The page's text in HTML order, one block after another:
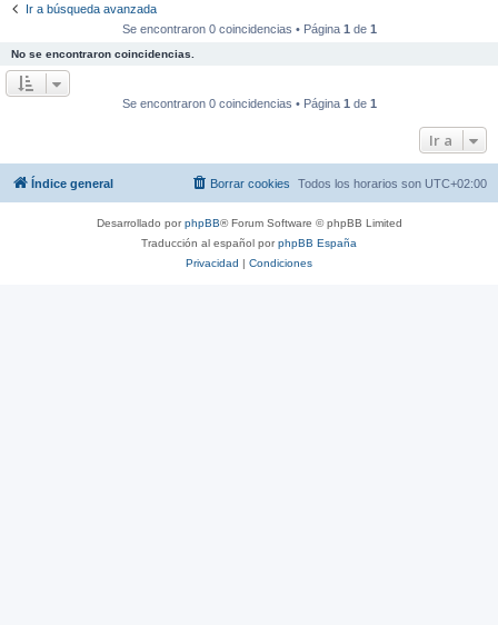
Ir a búsqueda avanzada
Se encontraron 0 coincidencias • Página 1 de 1
No se encontraron coincidencias.
Se encontraron 0 coincidencias • Página 1 de 1
Ir a
Índice general Todos los horarios son UTC+02:00
Borrar cookies
Desarrollado porphpBB® Forum Software © phpBB Limited
Traducción al español porphpBB España
Privacidad | Condiciones